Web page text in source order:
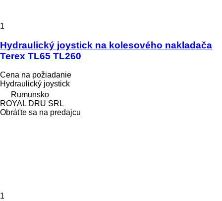
1
Hydraulický joystick na kolesového nakladača
Terex TL65 TL260
Cena na požiadanie
Hydraulický joystick
Rumunsko
ROYAL DRU SRL
Obráťte sa na predajcu
1